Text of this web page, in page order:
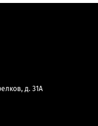
д. 31А